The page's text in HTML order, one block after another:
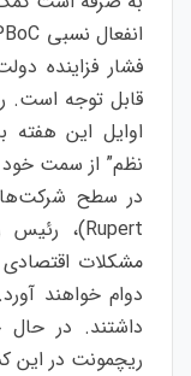
فشار فزاینده
قابل توجه
اوایل این
نظم” از سمت خود
مشکلات
دوام خواهند
ریچمونت در این